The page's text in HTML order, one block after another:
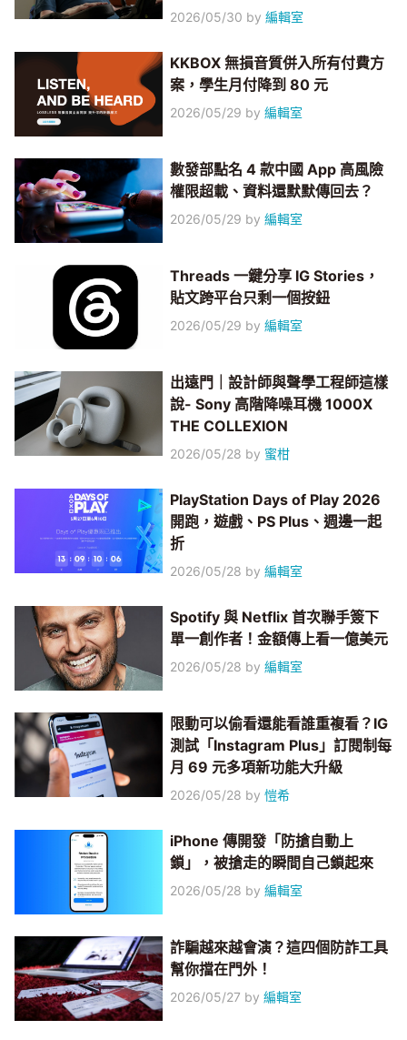
2026/05/30 by編輯室
KKBOX 無損音質併入所有付費方
案，學生月付降到 80 元
2026/05/29 by編輯室
數發部點名 4 款中國 App 高風險
權限超載、資料還默默傳回去？
2026/05/29 by編輯室
Threads 一鍵分享 IG Stories，
貼文跨平台只剩一個按鈕
2026/05/29 by編輯室
出遠門｜設計師與聲學工程師這樣
說- Sony 高階降噪耳機 1000X
THE COLLEXION
2026/05/28 by 蜜柑
PlayStation Days of Play 2026
開跑，遊戲、PS Plus、週邊一起
折
2026/05/28 by編輯室
Spotify 與 Netflix 首次聯手簽下
單一創作者！金額傳上看一億美元
2026/05/28 by編輯室
限動可以偷看還能看誰重複看？IG
測試「Instagram Plus」訂閱制每
月 69 元多項新功能大升級
2026/05/28 by愷希
iPhone 傳開發「防搶自動上
鎖」，被搶走的瞬間自己鎖起來
2026/05/28 by編輯室
詐騙越來越會演？這四個防詐工具
幫你擋在門外！
2026/05/27 by編輯室